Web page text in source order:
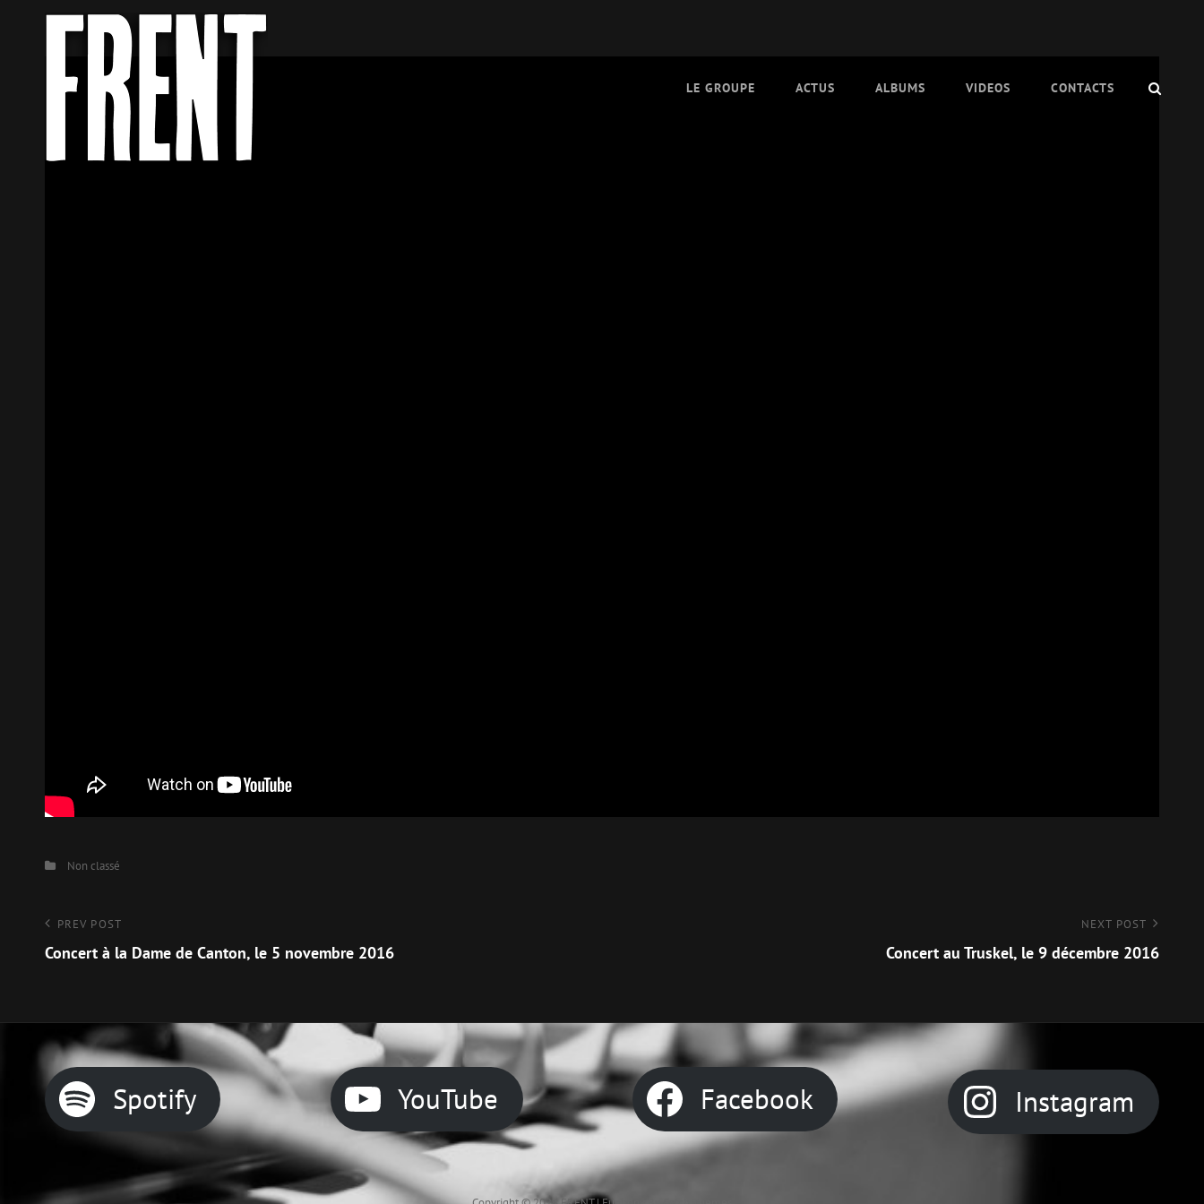
LE GROUPE ACTUS ALBUMS VIDEOS CONTACTS
CategoriesNon classé
Navigation
de
Previous
Post
PREV POST
Concert à la Dame de Canton, le 5 novembre 2016
NEXT POST
Concert au Truskel, le 9 décembre 2016
Spotify YouTube Facebook Instagram